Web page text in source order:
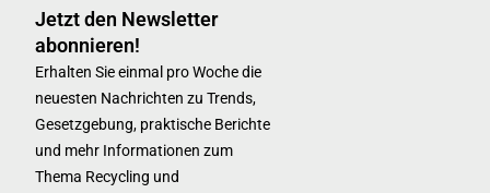
Jetzt den Newsletter
abonnieren!
Erhalten Sie einmal pro Woche die
neuesten Nachrichten zu Trends,
Gesetzgebung, praktische Berichte
und mehr Informationen zum
Thema Recycling und